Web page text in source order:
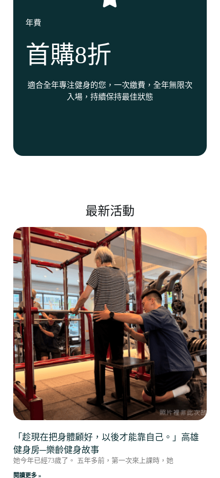
年費
首購8折
適合全年專注健身的您，一次繳費，全年無限次
入場，持續保持最佳狀態
最新活動
「趁現在把身體顧好，以後才能靠自己。」高雄
健身房─樂齡健身故事
她今年已經73歲了。 五年多前，第一次來上課時，她
閱讀更多 »